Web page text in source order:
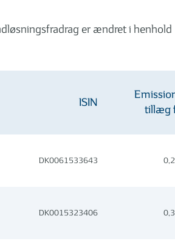
er ændret i henhold
ISIN
tillæg
DK0061533643
DK0015323406